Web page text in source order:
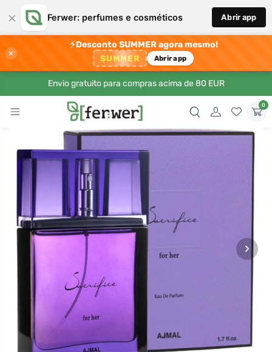
× Ferwer: perfumes e cosméticos Abrir app
×
⚡Desconto SUMMER agora mesmo!
SUMMER Abrir app
Envio gratuito para compras acima de 80 EUR
0
›